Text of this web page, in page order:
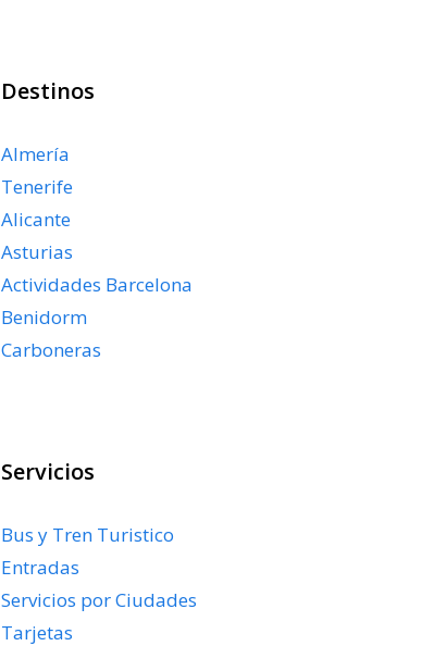
Destinos
Almería
Tenerife
Alicante
Asturias
Actividades Barcelona
Benidorm
Carboneras
Servicios
Bus y Tren Turistico
Entradas
Servicios por Ciudades
Tarjetas